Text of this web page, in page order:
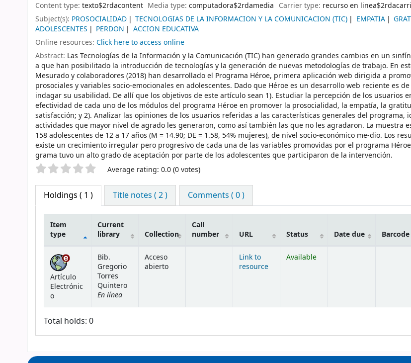
Content type: texto$2rdacontent Media type:computadora$2rdamedia Carrier type: recurso en
Subject(s): PROSOCIALIDAD TECNOLOGIAS DE LA INFORMACION Y LA COMUNICACION (TIC) EMPATIA
ADOLESCENTES
PERDON
ACCION EDUCATIVA
Online resources: Click here to access online
Abstract: Las Tecnologías de la Información y la Comunicación (TIC) han generado grandes cambios en un
a que han posibilitado la introducción de tecnologías y la generación de nuevas metodologías de trabajo. En
Mesurado y colaboradores (2018) han desarrollado el Programa Héroe, primera aplicación web dirigida a
prosociales y variables socio-emocionales en adolescentes. Dado que Héroe es un desarrollo web reciente es
indagar su usabilidad. De allí que los objetivos de este artículo sean 1). Estudiar la percepción de los usuarios
efectividad de cada uno de los módulos del programa Héroe en promover la prosocialidad, la empatía, la
satisfacción; y 2). Analizar las opiniones de los usuarios referidas a las características generales del programa,
actividades que mayor nivel de agrado les generaron, como así también las que no les agradaron. La muestra
158 adolescentes de 12 a 17 años (M = 14.90; DE = 1.58, 54% mujeres), de nivel socio-económico me-dio. Los
existe un crecimiento irregular pero progresivo de cada una de las variables promovidas por el programa
grama tuvo un alto grado de aceptación por parte de los adolescentes que participaron de la intervención.
Star ratings Average rating: 0.0 (0 votes)
Holdings ( 1 ) Title notes ( 2 ) Comments ( 0 )
Holdings
Item
type
Current
library
Collection
Call
number
URL Status Date due Barcode
Artículo
Electrónic
o
Bib.
Gregorio
Torres
Quintero
En línea
Acceso
abierto
Link to
resource
Available
Total holds: 0